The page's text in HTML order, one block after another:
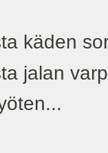
käden
jalan